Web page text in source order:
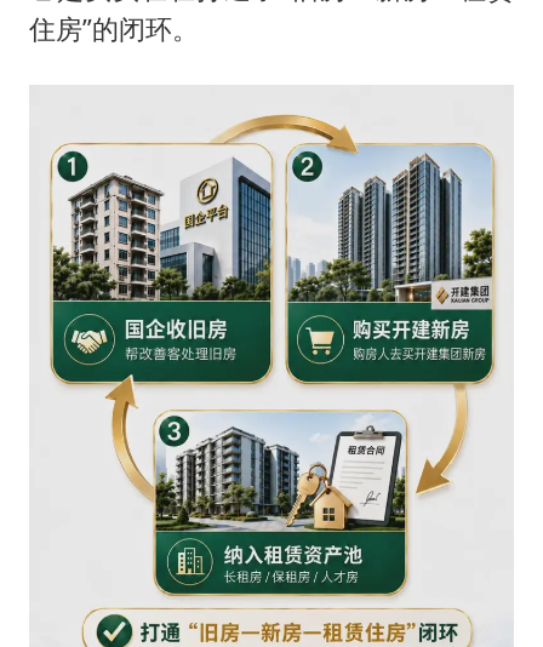
住房”的闭环。